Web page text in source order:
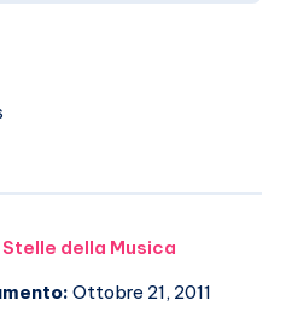
Stelle della Musica
Ottobre 21, 2011